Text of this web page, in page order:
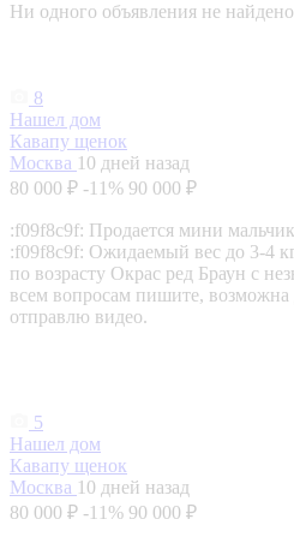
Ни одного объявления не найдено
8
Нашел дом
Кавапу щенок
Москва 10 дней назад
80 000 ₽ -11% 90 000 ₽
:f09f8c9f: Продается мини
:f09f8c9f: Ожидаемый вес до 3-4
по возрасту Окрас ред Браун с
всем вопросам пишите,
отправлю видео.
5
Нашел дом
Кавапу щенок
Москва 10 дней назад
80 000 ₽ -11% 90 000 ₽